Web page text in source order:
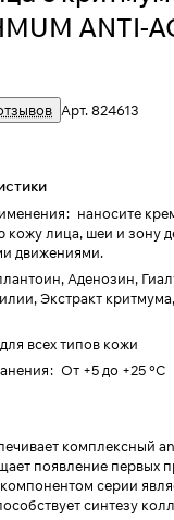
ANTI-
Арт.824613
: наносите
лица, шеи и зону
движениями.
Аденозин,
Экстракт
для всех типов кожи
: От +5 до +25 °C
комплексный
появление первых
серии
синтезу